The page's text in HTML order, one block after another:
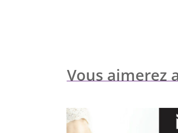
Vous aimerez